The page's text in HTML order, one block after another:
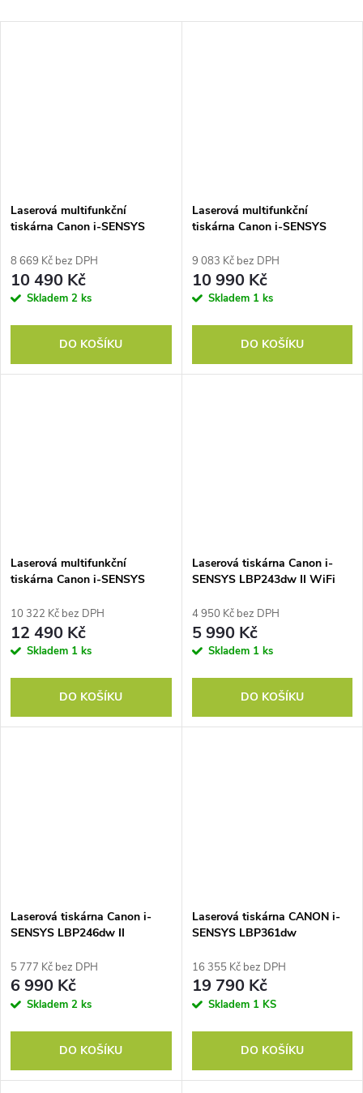
Laserová multifunkční
tiskárna Canon i-SENSYS
8 669 Kč bez DPH
10 490 Kč
Skladem 2 ks
DO KOŠÍKU
Laserová multifunkční
tiskárna Canon i-SENSYS
9 083 Kč bez DPH
10 990 Kč
Skladem 1 ks
DO KOŠÍKU
Laserová multifunkční
tiskárna Canon i-SENSYS
10 322 Kč bez DPH
12 490 Kč
Skladem 1 ks
DO KOŠÍKU
Laserová tiskárna Canon i-
SENSYS LBP243dw II WiFi
4 950 Kč bez DPH
5 990 Kč
Skladem 1 ks
DO KOŠÍKU
Laserová tiskárna Canon i-
SENSYS LBP246dw II
5 777 Kč bez DPH
6 990 Kč
Skladem 2 ks
DO KOŠÍKU
Laserová tiskárna CANON i-
SENSYS LBP361dw
16 355 Kč bez DPH
19 790 Kč
Skladem 1 KS
DO KOŠÍKU